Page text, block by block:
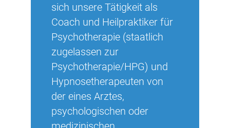
sich unsere Tätigkeit als
Coach und Heilpraktiker für
Psychotherapie (staatlich
zugelassen zur
Psychotherapie/HPG) und
Hypnosetherapeuten von
der eines Arztes,
psychologischen oder